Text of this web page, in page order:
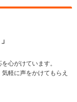
心がけています。
軽に声をかけてもらえ